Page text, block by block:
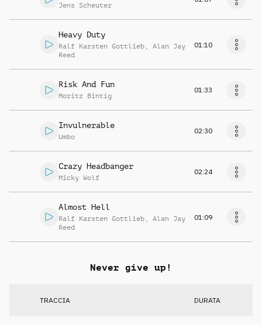
Jens Scheuter
Heavy Duty
Ralf Karsten Gottlieb , Alan Jay
Reed
01:10
Risk And Fun
Moritz Bintig
01:33
Invulnerable
Umbo
02:30
Crazy Headbanger
Micky Wolf
02:24
Almost Hell
Ralf Karsten Gottlieb , Alan Jay
Reed
01:09
Never give up!
TRACCIA DURATA